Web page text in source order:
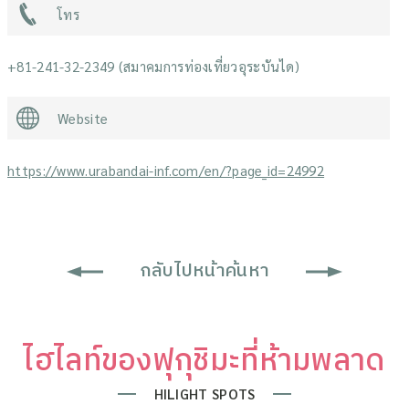
โทร
+81-241-32-2349 (สมาคมการท่องเที่ยวอุระบันได)
Website
https://www.urabandai-inf.com/en/?page_id=24992
กลับไปหน้าค้นหา
ไฮไลท์ของฟุกุชิมะที่ห้ามพลาด
HILIGHT SPOTS